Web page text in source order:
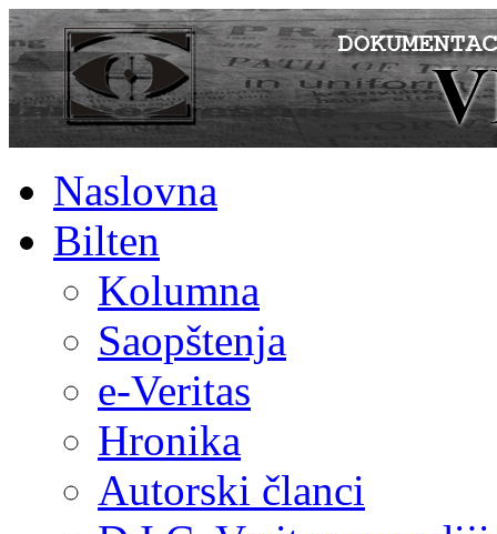
Naslovna
Bilten
Kolumna
Saopštenja
e-Veritas
Hronika
Autorski članci